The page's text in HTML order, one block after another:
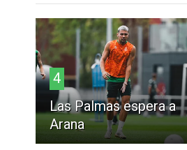
4
Las Palmas espera a
Arana